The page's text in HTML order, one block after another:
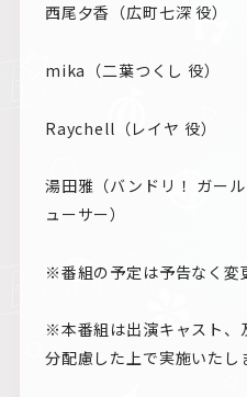
西尾夕香（広町七深 役）
mika（二葉つくし 役）
Raychell（レイヤ 役）
湯田雅（バンドリ！ ガー
ューサー）
※番組の予定は予告なく変
※本番組は出演キャスト、
分配慮した上で実施いたし